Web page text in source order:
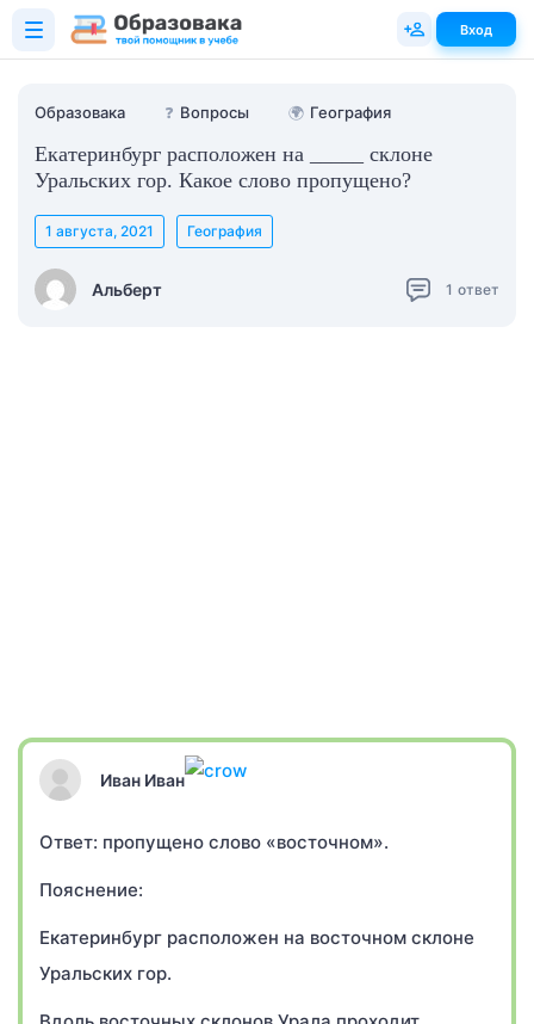
Образовака ❓ Вопросы 🌍 География
Екатеринбург расположен на _____ склоне
Уральских гор. Какое слово пропущено?
Альберт
1 августа, 2021 География
1 ответ
Иван Иван
Ответ: пропущено слово «восточном».
Пояснение:
Екатеринбург расположен на восточном склоне
Уральских гор.
Вход